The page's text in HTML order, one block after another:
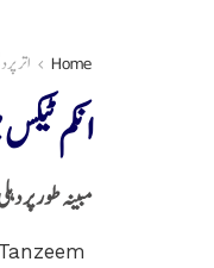
Home اتر
انکم ٹیکس
مبینہ طور پر